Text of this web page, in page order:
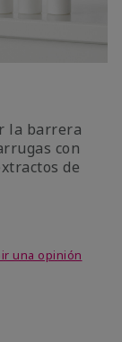
la barrera
con
de
una opinión